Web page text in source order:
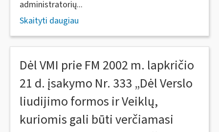
administratorių...
Skaityti daugiau
Dėl VMI prie FM 2002 m. lapkričio
21 d. įsakymo Nr. 333 „Dėl Verslo
liudijimo formos ir Veiklų,
kuriomis gali būti verčiamasi